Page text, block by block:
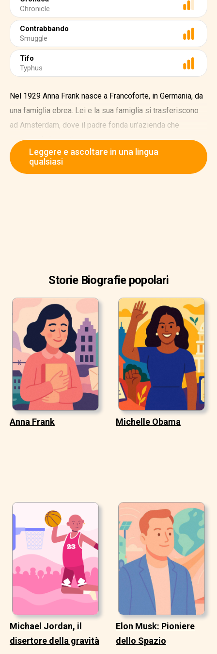
Chronicle
Contrabbando
Smuggle
Tifo
Typhus
Nel 1929 Anna Frank nasce a Francoforte, in Germania, da
una famiglia ebrea. Lei e la sua famiglia si trasferiscono
ad Amsterdam, dove il padre fonda un'azienda che
commercia in pectina.
Nel 1940 i nazisti invadono i Paesi Bassi. Nel 1942 la
sorella maggiore di Anna riceve una lettera che le ordina di
Leggere e ascoltare in una lingua
qualsiasi
Storie Biografie popolari
Anna Frank Michelle Obama
Michael Jordan, il
disertore della gravità
Elon Musk: Pioniere
dello Spazio